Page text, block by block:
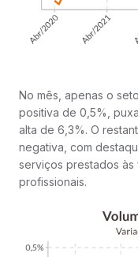
No mês, apenas o
positiva de 0,5%,
alta de 6,3%. O
negativa, com
serviços prestados às
profissionais.